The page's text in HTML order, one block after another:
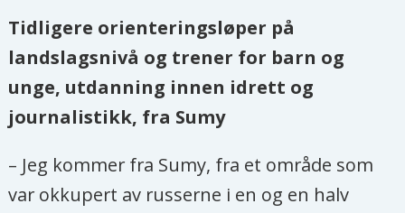
Tidligere orienteringsløper på
landslagsnivå og trener for barn og
unge, utdanning innen idrett og
journalistikk, fra Sumy
– Jeg kommer fra Sumy, fra et område som
var okkupert av russerne i en og en halv